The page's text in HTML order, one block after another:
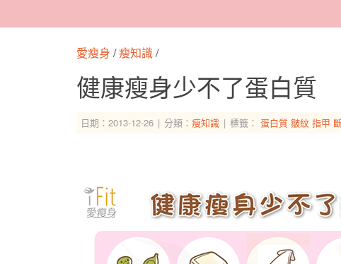
愛瘦身 /瘦知識/
健康瘦身少不了蛋白質
日期：2013-12-26 分類： 瘦知識 標籤： 蛋白質 皺紋 指甲